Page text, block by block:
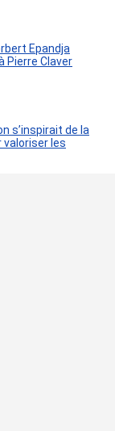
Epandja
Pierre Claver
s’inspirait de la
valoriser les